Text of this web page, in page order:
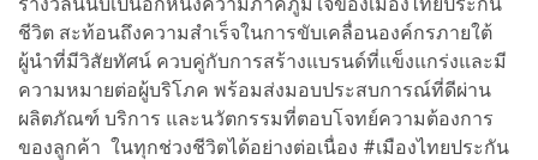
ชีวิต สะท้อนถึงความสำเร็จในการขับเคลื่อนองค์กรภายใต้
ผู้นำที่มีวิสัยทัศน์ ควบคู่กับการสร้างแบรนด์ที่แข็งแกร่งและมี
ความหมายต่อผู้บริโภค พร้อมส่งมอบประสบการณ์ที่ดีผ่าน
ผลิตภัณฑ์ บริการ และนวัตกรรมที่ตอบโจทย์ความต้องการ
ของลูกค้า ในทุกช่วงชีวิตได้อย่างต่อเนื่อง #เมืองไทยประกัน